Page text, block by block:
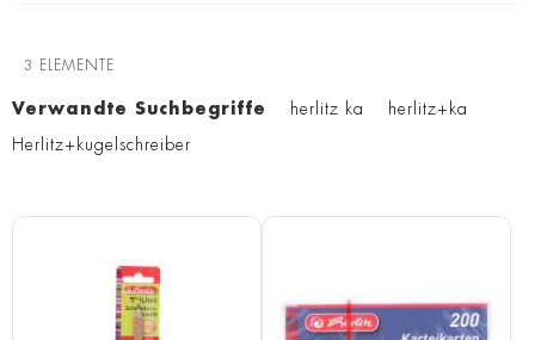
3 ELEMENTE
Verwandte Suchbegriffe herlitz ka herlitz+ka
Herlitz+kugelschreiber